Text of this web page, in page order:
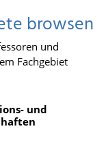
browsen
und
Fachgebiet
und